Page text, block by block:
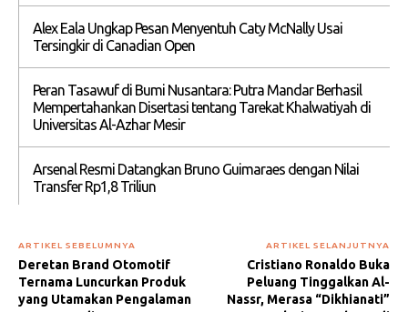
Alex Eala Ungkap Pesan Menyentuh Caty McNally Usai
Tersingkir di Canadian Open
Peran Tasawuf di Bumi Nusantara: Putra Mandar Berhasil
Mempertahankan Disertasi tentang Tarekat Khalwatiyah di
Universitas Al-Azhar Mesir
Arsenal Resmi Datangkan Bruno Guimaraes dengan Nilai
Transfer Rp1,8 Triliun
ARTIKEL SEBELUMNYA
Deretan Brand Otomotif
Ternama Luncurkan Produk
yang Utamakan Pengalaman
ARTIKEL SELANJUTNYA
Cristiano Ronaldo Buka
Peluang Tinggalkan Al-
Nassr, Merasa “Dikhianati”